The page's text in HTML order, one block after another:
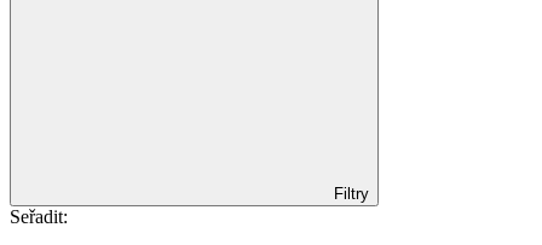
Filtry
Seřadit: